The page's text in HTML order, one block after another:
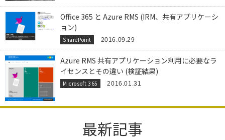
Office 365 と Azure RMS (IRM、共有アプリケーシ
ョン)
SharePoint 2016.09.29
Azure RMS 共有アプリケーション利用に必要なラ
イセンスとその違い (検証結果)
Microsoft 365 2016.01.31
最新記事